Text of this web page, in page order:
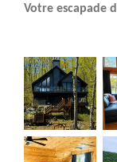
Votre escapade